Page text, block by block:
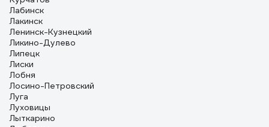
Лабинск
Лакинск
Ленинск-Кузнецкий
Ликино-Дулево
Липецк
Лиски
Лобня
Лосино-Петровский
Луга
Луховицы
Лыткарино